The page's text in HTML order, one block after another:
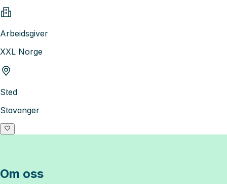
Arbeidsgiver
XXL Norge
Sted
Stavanger
Om oss